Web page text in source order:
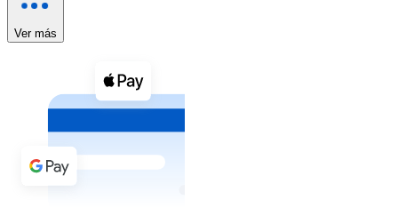
Compra criptomonedas con efectivo en tu tienda más
Comprar con efectivo
Transferencia SEPA
Añade fondos a tu cuenta Bitnovo o realiza compras
Comprar con Transferencia
Ver más